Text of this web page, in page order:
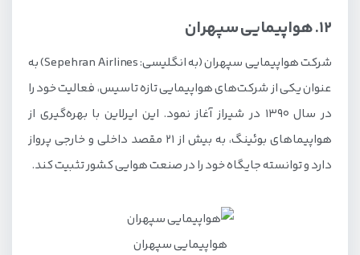
12. هواپیمایی سپهران
شرکت هواپیمایی سپهران (به انگلیسی: Sepehran Airlines) به
عنوان یکی از شرکت‌های هواپیمایی تازه تاسیس، فعالیت خود را
در سال 1390 در شیراز آغاز نمود. این ایرلاین با بهره‌گیری از
هواپیماهای بوئینگ، به بیش از 21 مقصد داخلی و خارجی پرواز
دارد و توانسته جایگاه خود را در صنعت هوایی کشور تثبیت کند.
هواپیمایی سپهران